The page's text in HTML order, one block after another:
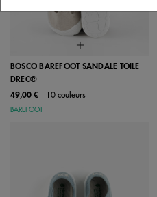
BOSCO BAREFOOT SANDALE TOILE
DREC®
49,00 €
10 couleurs
BAREFOOT